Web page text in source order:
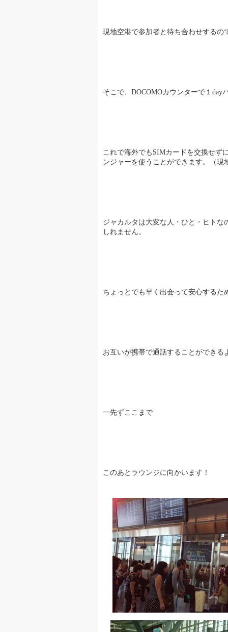
現地空港で参加者と待ち合わせする
そこで、DOCOMOカウンターで１
これで海外でもSIMカードを交換せず
ンジャーを使うことができます。（
ジャカルタは大変な人・ひと・ヒト
しれません。
ちょっとでも早く出会って安心する
お互いが携帯で通話することができ
一先ずここまで
このあとラウンジに向かいます！